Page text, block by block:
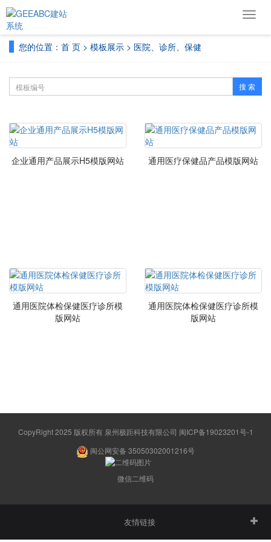
导
您的位置： 首 页 > 模板展示 > 医院、诊所、保健
搜 索
企业通用产品展示H5模版网站 通用医疗保健品产品模版网站
通用医院体检保健医疗诊所模
版网站
通用医院体检保健医疗诊所模
版网站
CopyRight 2025 版权所有 泉州极距科技有限公司 闽ICP备19023201号-1
闽公网安备 35050302001216号
微信二维码
友情链接